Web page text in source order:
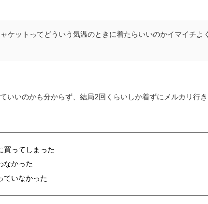
ケットってどういう気温のときに着たらいいのかイマイチよ
いいのかも分からず、結局2回くらいしか着ずにメルカリ行き
買ってしまった
なかった
ていなかった